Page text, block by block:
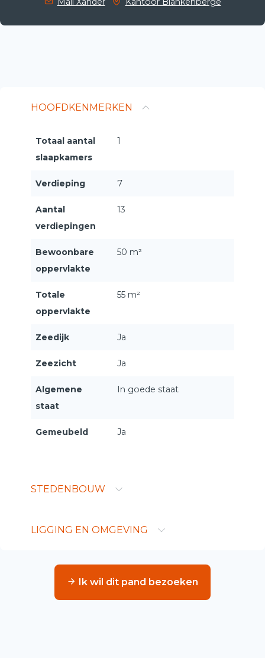
HOOFDKENMERKEN
Totaal aantal
slaapkamers
1
Verdieping 7
Aantal
verdiepingen
13
Bewoonbare
oppervlakte
50 m²
Totale
oppervlakte
55 m²
Zeedijk Ja
Zeezicht Ja
Algemene
staat
In goede staat
Gemeubeld Ja
STEDENBOUW
LIGGING EN OMGEVING
Ik wil dit pand bezoeken